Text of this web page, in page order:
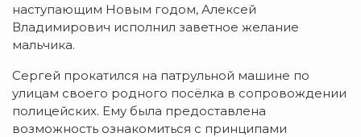
наступающим Новым годом, Алексей
Владимирович исполнил заветное желание
мальчика.
Сергей прокатился на патрульной машине по
улицам своего родного посёлка в сопровождении
полицейских. Ему была предоставлена
возможность ознакомиться с принципами